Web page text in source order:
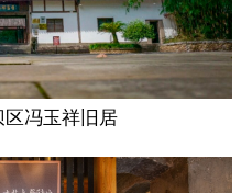
冯玉祥旧居